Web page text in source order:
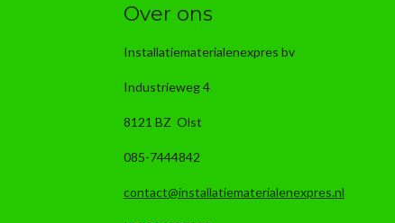
Over ons
Installatiematerialenexpres bv
Industrieweg 4
8121 BZ Olst
085-7444842
contact@installatiematerialenexpres.nl